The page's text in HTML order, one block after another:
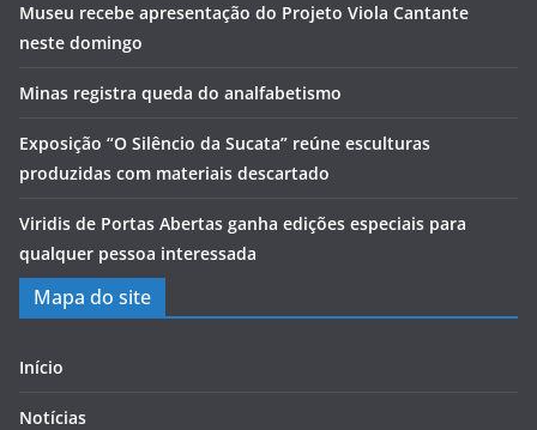
Museu recebe apresentação do Projeto Viola Cantante
neste domingo
Minas registra queda do analfabetismo
Exposição “O Silêncio da Sucata” reúne esculturas
produzidas com materiais descartado
Viridis de Portas Abertas ganha edições especiais para
qualquer pessoa interessada
Mapa do site
Início
Notícias